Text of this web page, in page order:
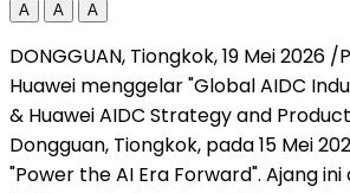
A A A
DONGGUAN, Tiongkok, 19 Mei 2026
Huawei menggelar "Global AIDC
& Huawei AIDC Strategy and
Dongguan, Tiongkok, pada 15 Mei
"Power the AI Era Forward". Ajang